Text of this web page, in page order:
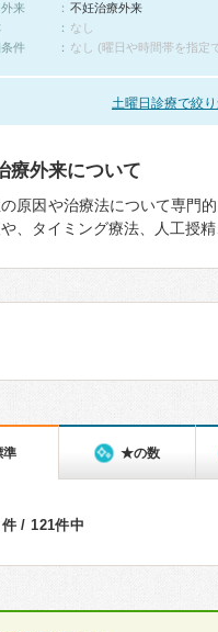
来
不妊治療外来
なし
件
なし (曜日や時間帯を指定
土曜日診療で絞
療外来について
原因や治療法について専門
、タイミング療法、人工授
準 ★の数
件 / 121件中